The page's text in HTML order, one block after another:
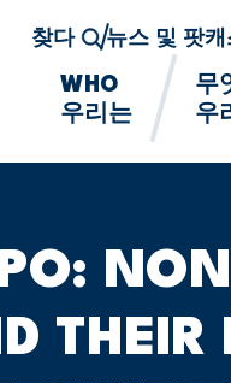
찾다 뉴스 및 팟
WHO
우리는
무
우